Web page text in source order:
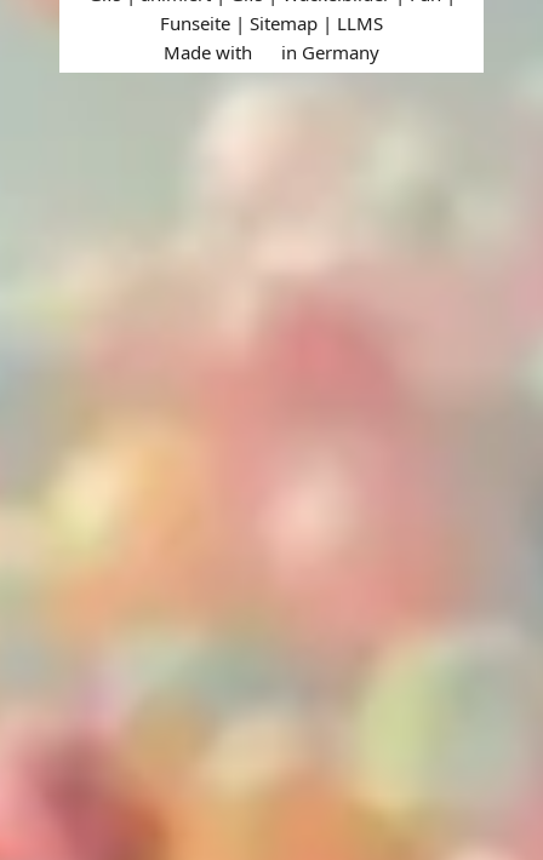
Funseite | Sitemap | LLMS
Made with
in Germany